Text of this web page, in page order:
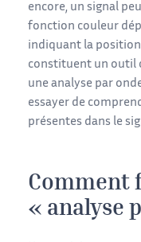
encore, un signal
fonction couleur
indiquant la
constituent un outil
une analyse par
essayer de
présentes dans le
Comment
« analyse